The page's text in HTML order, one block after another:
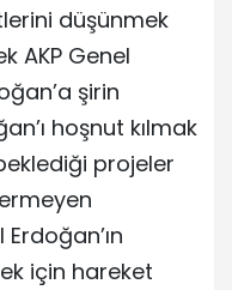
düşünmek
AKP Genel
şirin
hoşnut kılmak
projeler
için hareket